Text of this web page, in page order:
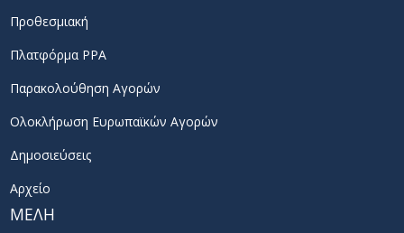
Προθεσμιακή
Πλατφόρμα PPA
Παρακολούθηση Αγορών
Ολοκλήρωση Ευρωπαϊκών Αγορών
Δημοσιεύσεις
Αρχείο
ΜΕΛΗ